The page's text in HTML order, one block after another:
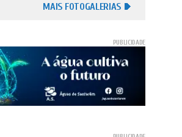
MAIS FOTOGALERIAS